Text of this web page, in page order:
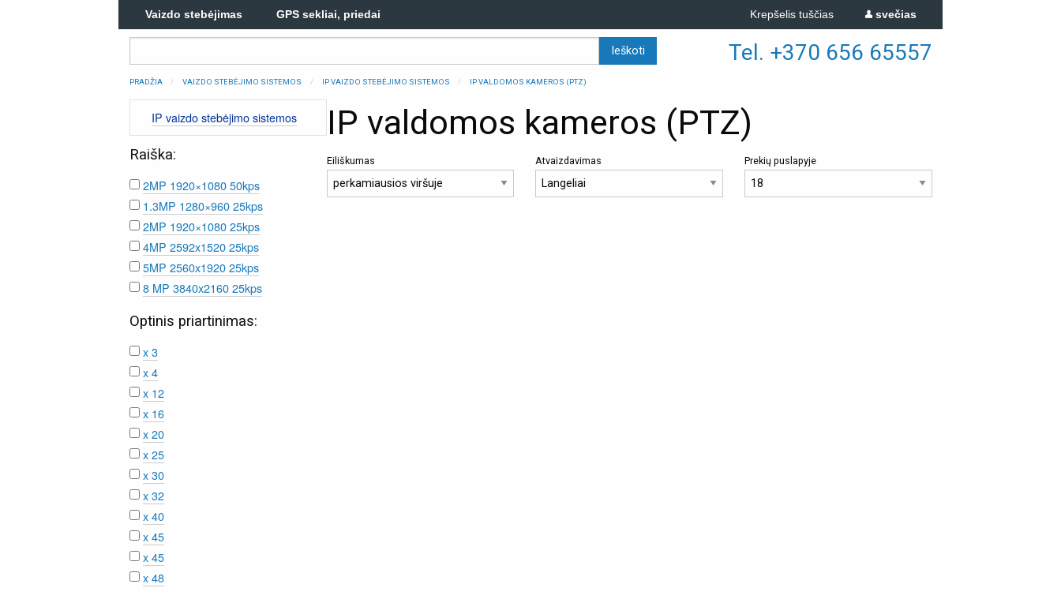
Vaizdo stebėjimas GPS sekliai, priedai svečias
Krepšelis tuščias
Tel. +370 656 65557
PRADŽIA VAIZDO STEBĖJIMO SISTEMOS IP VAIZDO STEBĖJIMO SISTEMOS IP VALDOMOS KAMEROS (PTZ)
IP vaizdo stebėjimo sistemos
Raiška:
2MP 1920×1080 50kps
1.3MP 1280×960 25kps
2MP 1920×1080 25kps
4MP 2592x1520 25kps
5MP 2560x1920 25kps
8 MP 3840x2160 25kps
Optinis priartinimas:
x 3
x 4
x 12
x 16
x 20
x 25
x 30
x 32
x 40
x 45
x 45
x 48
IP valdomos kameros (PTZ)
Eiliškumas Atvaizdavimas Prekių puslapyje